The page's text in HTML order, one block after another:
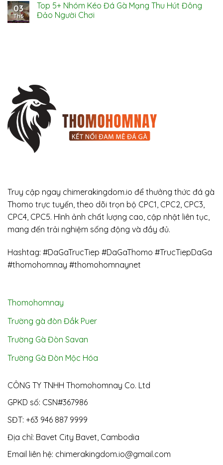
03
Th6
Top 5+ Nhóm Kéo Đá Gà Mạng Thu Hút Đông
Đảo Người Chơi
Truy cập ngay chimerakingdom.io để thưởng thức đá gà
Thomo trực tuyến, theo dõi trọn bộ CPC1, CPC2, CPC3,
CPC4, CPC5. Hình ảnh chất lượng cao, cập nhật liên tục,
mang đến trải nghiệm sống động và đầy đủ.
Hashtag: #DaGaTrucTiep #DaGaThomo #TrucTiepDaGa
#thomohomnay #thomohomnaynet
Thomohomnay
Trường gà đòn Đắk Puer
Trường Gà Đòn Savan
Trường Gà Đòn Mộc Hóa
CÔNG TY TNHH Thomohomnay Co. Ltd
GPKD số: CSN#367986
SĐT: +63 946 887 9999
Địa chỉ: Bavet City Bavet, Cambodia
Email liên hệ: chimerakingdom.io@gmail.com